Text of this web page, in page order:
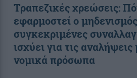
Τραπεζικές χρεώσεις:
εφαρμοστεί ο
συγκεκριμένες
ισχύει για τις
νομικά πρόσωπα